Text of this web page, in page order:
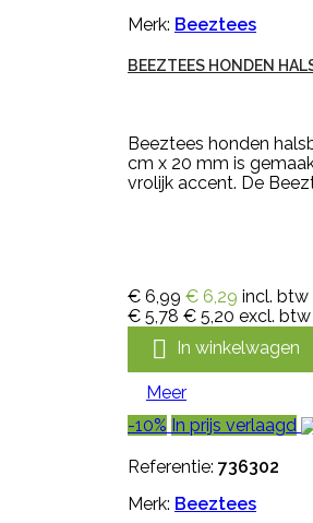
Merk: Beeztees
BEEZTEES HONDEN
Beeztees honden
cm x 20 mm is
vrolijk accent. De
€ 6,99 € 6,29 incl. btw
€ 5,78 € 5,20 excl. btw
 In winkelwagen
Meer
-10% In prijs verlaagd
Referentie: 736302
Merk: Beeztees